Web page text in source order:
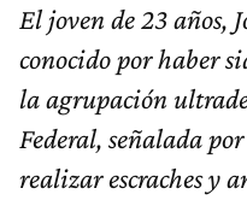
El joven de 23 años,
conocido por haber
la agrupación
Federal, señalada
realizar escraches y